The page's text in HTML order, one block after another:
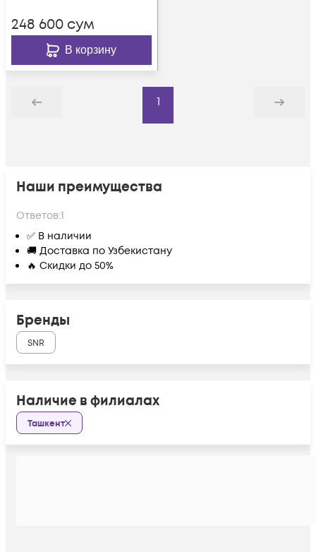
248 600 сум
В корзину
Назад
1
Дальше
Наши преимущества
Ответов:1
✅ В наличии
🚚 Доставка по Узбекистану
🔥 Скидки до 50%
Бренды
SNR
Наличие в филиалах
Ташкент